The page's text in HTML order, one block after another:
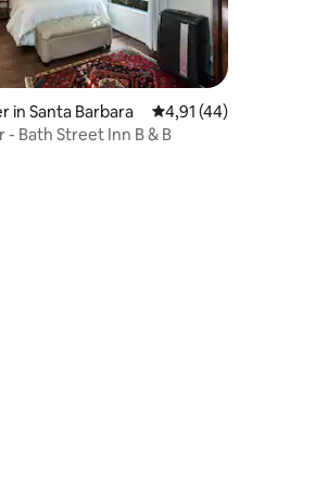
van 4,96 op 5, 73 recensies
in Santa Barbara Gemiddelde
4,91 (44)
Tuin Kamer - Bath Street Inn B & B